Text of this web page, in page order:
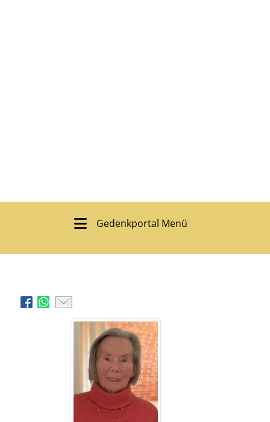
Gedenkportal Menü